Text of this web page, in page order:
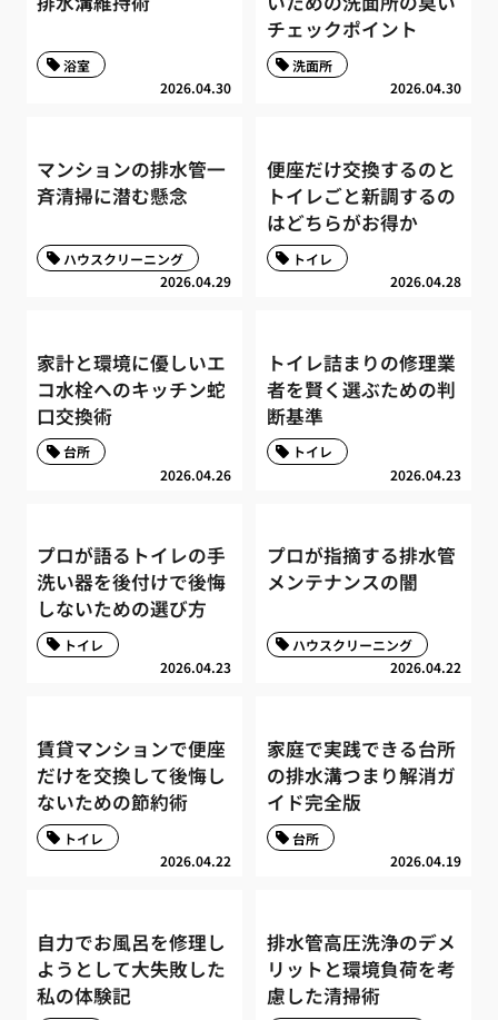
2026.04.30
浴室
チェックポイント
2026.04.30
洗面所
マンションの排水管一
斉清掃に潜む懸念
2026.04.29
ハウスクリーニング
便座だけ交換するのと
トイレごと新調するの
はどちらがお得か
2026.04.28
トイレ
家計と環境に優しいエ
コ水栓へのキッチン蛇
口交換術
2026.04.26
台所
トイレ詰まりの修理業
者を賢く選ぶための判
断基準
2026.04.23
トイレ
プロが語るトイレの手
洗い器を後付けで後悔
しないための選び方
2026.04.23
トイレ
プロが指摘する排水管
メンテナンスの闇
2026.04.22
ハウスクリーニング
賃貸マンションで便座
だけを交換して後悔し
ないための節約術
2026.04.22
トイレ
家庭で実践できる台所
の排水溝つまり解消ガ
イド完全版
2026.04.19
台所
自力でお風呂を修理し
ようとして大失敗した
私の体験記
排水管高圧洗浄のデメ
リットと環境負荷を考
慮した清掃術